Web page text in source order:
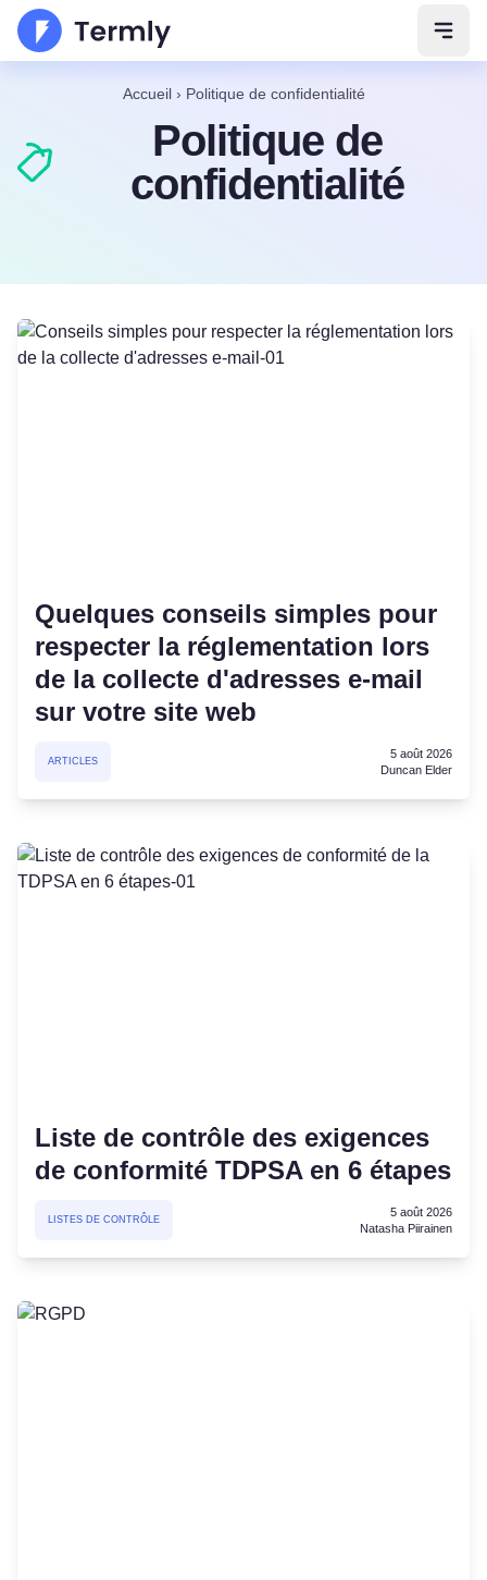
Accueil› Politique de confidentialité
Politique de
confidentialité
Quelques conseils simples pour
respecter la réglementation lors
de la collecte d'adresses e-mail
sur votre site web
ARTICLES
5 août 2026
Duncan Elder
Liste de contrôle des exigences
de conformité TDPSA en 6 étapes
LISTES DE CONTRÔLE
5 août 2026
Natasha Piirainen